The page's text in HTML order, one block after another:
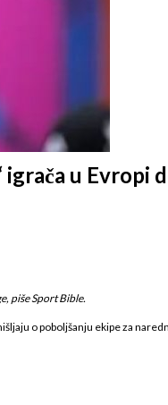
u Evropi
piše Sport Bible.
o poboljšanju ekipe za